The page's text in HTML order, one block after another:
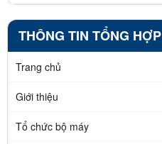
THÔNG TIN TỔNG HỢP
Trang chủ
Giới thiệu
Tổ chức bộ máy